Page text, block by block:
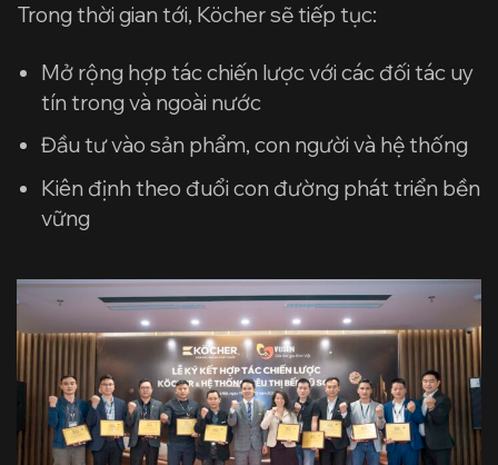
Trong thời gian tới, Köcher sẽ tiếp tục:
Mở rộng hợp tác chiến lược với các đối tác uy
tín trong và ngoài nước
Đầu tư vào sản phẩm, con người và hệ thống
Kiên định theo đuổi con đường phát triển bền
vững